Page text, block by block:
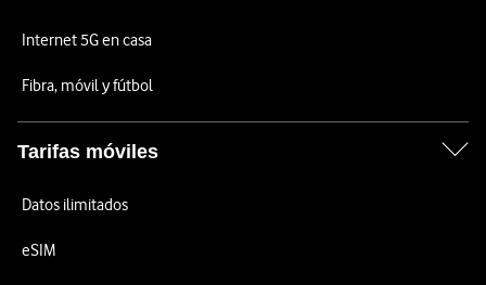
Internet 5G en casa
Fibra, móvil y fútbol
Tarifas móviles
Datos ilimitados
eSIM